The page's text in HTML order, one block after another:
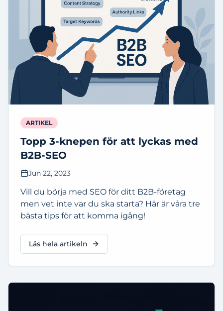
ARTIKEL
Topp 3-knepen för att lyckas med
B2B-SEO
Jun 22, 2023
Vill du börja med SEO för ditt B2B-företag
men vet inte var du ska starta? Här är våra tre
bästa tips för att komma igång!
Läs hela artikeln